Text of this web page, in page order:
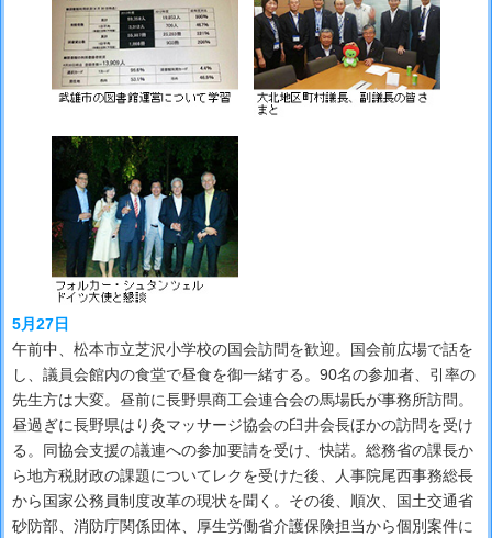
5月27日
午前中、松本市立芝沢小学校の国会訪問を歓迎。国会前広場で話を
し、議員会館内の食堂で昼食を御一緒する。90名の参加者、引率の
先生方は大変。昼前に長野県商工会連合会の馬場氏が事務所訪問。
昼過ぎに長野県はり灸マッサージ協会の臼井会長ほかの訪問を受け
る。同協会支援の議連への参加要請を受け、快諾。総務省の課長か
ら地方税財政の課題についてレクを受けた後、人事院尾西事務総長
から国家公務員制度改革の現状を聞く。その後、順次、国土交通省
砂防部、消防庁関係団体、厚生労働省介護保険担当から個別案件に